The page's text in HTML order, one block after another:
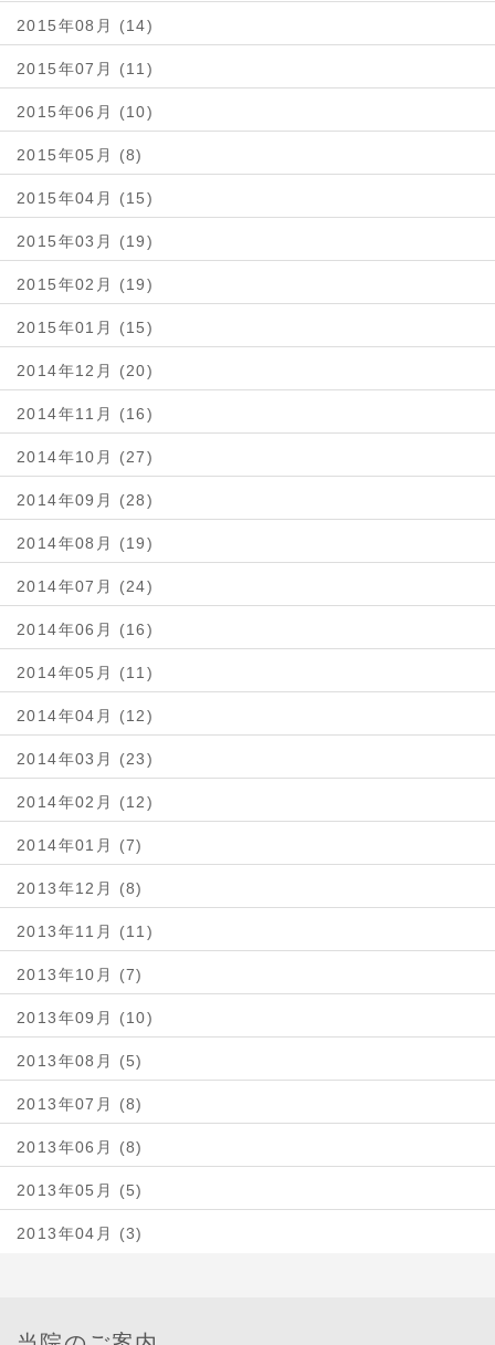
2015年08月 (14)
2015年07月 (11)
2015年06月 (10)
2015年05月 (8)
2015年04月 (15)
2015年03月 (19)
2015年02月 (19)
2015年01月 (15)
2014年12月 (20)
2014年11月 (16)
2014年10月 (27)
2014年09月 (28)
2014年08月 (19)
2014年07月 (24)
2014年06月 (16)
2014年05月 (11)
2014年04月 (12)
2014年03月 (23)
2014年02月 (12)
2014年01月 (7)
2013年12月 (8)
2013年11月 (11)
2013年10月 (7)
2013年09月 (10)
2013年08月 (5)
2013年07月 (8)
2013年06月 (8)
2013年05月 (5)
2013年04月 (3)